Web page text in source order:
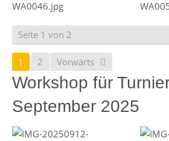
Seite 1 von 2
1 2 Vorwärts
Workshop für
September 2025